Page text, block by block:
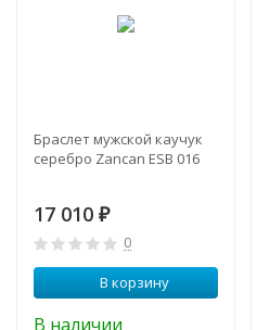
Браслет мужской каучук
серебро Zancan ESB 016
17 010 ₽
0
В корзину
В наличии